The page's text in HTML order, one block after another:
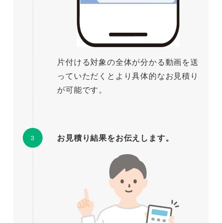
片付ける対象の全体が分かる動画を送
っていただくとより具体的なお見積り
が可能です。
お見積り結果をお伝えします。